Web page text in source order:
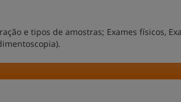
e tipos de amostras; Exames físicos,